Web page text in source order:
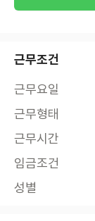
근무조건
근무요일
근무형태
근무시간
임금조건
성별